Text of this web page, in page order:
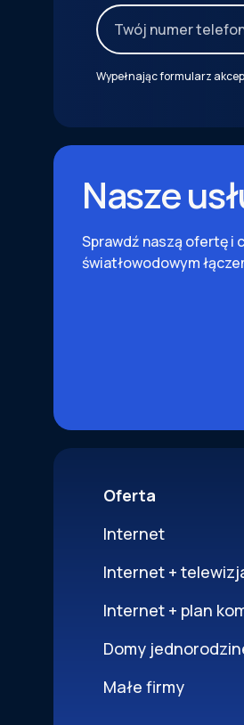
Wypełnając formularz
Nasze
Sprawdź naszą ofertę i
światłowodowym
Oferta
Internet
Internet +
Internet + plan
Domy
Małe firmy